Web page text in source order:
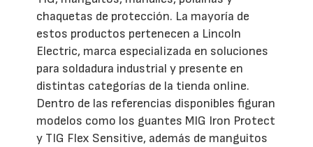
chaquetas de protección. La mayoría de
estos productos pertenecen a Lincoln
Electric, marca especializada en soluciones
para soldadura industrial y presente en
distintas categorías de la tienda online.
Dentro de las referencias disponibles figuran
modelos como los guantes MIG Iron Protect
y TIG Flex Sensitive, además de manguitos